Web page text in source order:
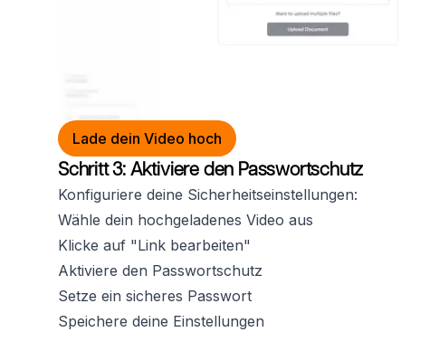
Lade dein Video hoch
Schritt 3: Aktiviere den Passwortschutz
Konfiguriere deine Sicherheitseinstellungen:
Wähle dein hochgeladenes Video aus
Klicke auf "Link bearbeiten"
Aktiviere den Passwortschutz
Setze ein sicheres Passwort
Speichere deine Einstellungen